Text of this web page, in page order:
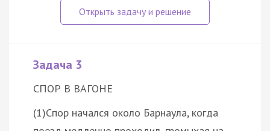
Задача 3
СПОР В ВАГОНЕ
(1)Спор начался около Барнаула, когда